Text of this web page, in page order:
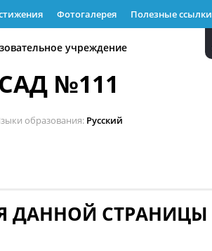
Фотогалерея Полезные ссылки
учреждение
№111
образования Русский
ДАННОЙ СТРАНИЦЫ